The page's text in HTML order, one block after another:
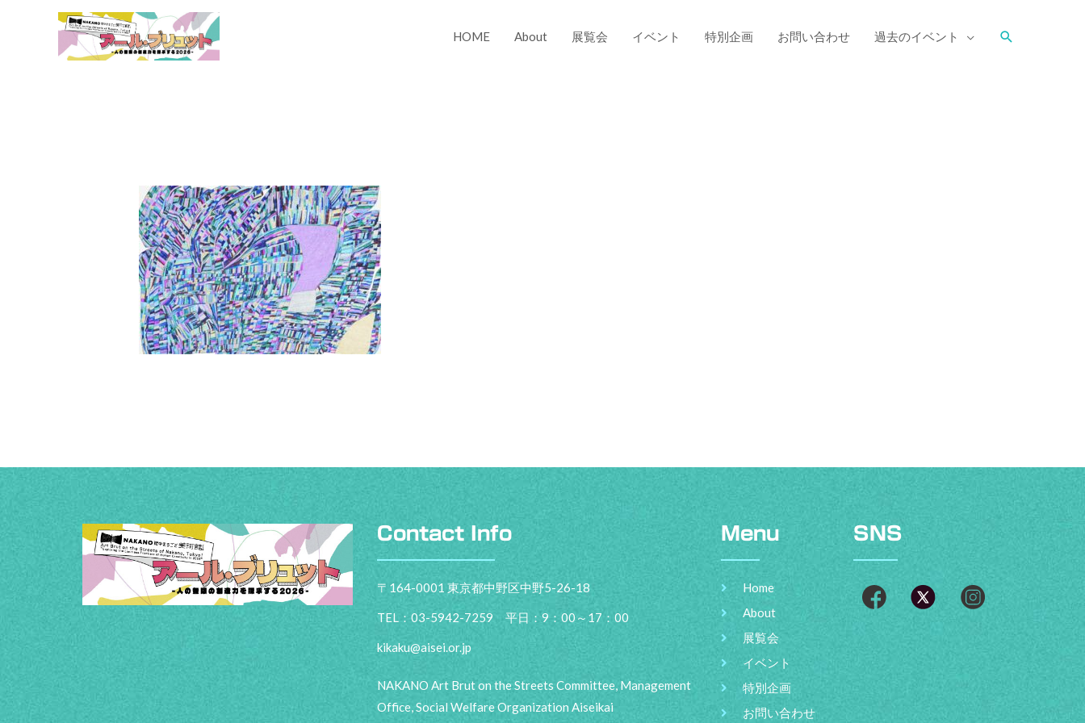
HOME About 展覧会 イベント 特別企画 お問い合わせ 過去のイベント
Contact Info
〒164-0001 東京都中野区中野5-26-18
TEL：03-5942-7259 平日：9：00～17：00
kikaku@aisei.or.jp
NAKANO Art Brut on the Streets Committee, Management
Office, Social Welfare Organization Aiseikai
Menu
Home
About
展覧会
イベント
特別企画
お問い合わせ
SNS